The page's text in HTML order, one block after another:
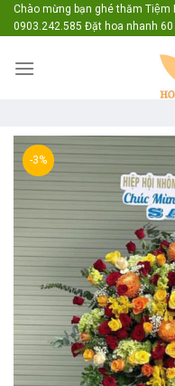
Skip
to
Chào mừng bạn ghé thăm Tiệm
0903.242.585 Đặt hoa nhanh 60
-3%